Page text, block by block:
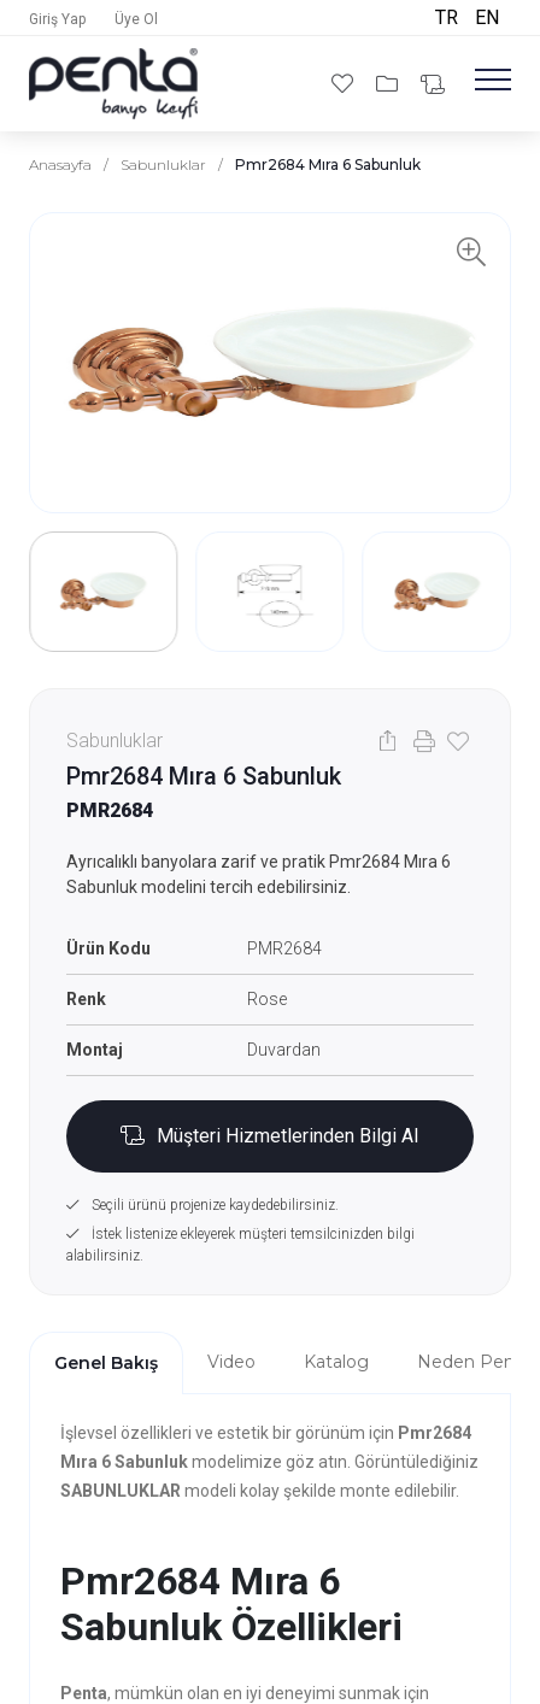
Giriş Yap Üye Ol TR EN
Anasayfa / Sabunluklar / Pmr2684 Mıra 6 Sabunluk
Sabunluklar
Pmr2684 Mıra 6 Sabunluk
PMR2684
Ayrıcalıklı banyolara zarif ve pratik Pmr2684 Mıra 6
Sabunluk modelini tercih edebilirsiniz.
Ürün Kodu PMR2684
Renk Rose
Montaj Duvardan
Müşteri Hizmetlerinden Bilgi Al
Seçili ürünü projenize kaydedebilirsiniz.
İstek listenize ekleyerek müşteri temsilcinizden bilgi
alabilirsiniz.
Genel Bakış Video Katalog Neden Penta?
İşlevsel özellikleri ve estetik bir görünüm için Pmr2684
Mıra 6 Sabunlukmodelimize göz atın. Görüntülediğiniz
SABUNLUKLAR modeli kolay şekilde monte edilebilir.
Pmr2684 Mıra 6
Sabunluk Özellikleri
Penta, mümkün olan en iyi deneyimi sunmak için